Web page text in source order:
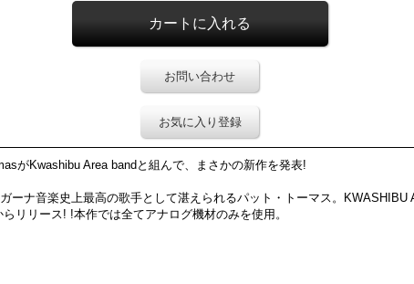
お問い合わせ
お気に入り登録
がKwashibu Area bandと組んで、まさかの新作を発表!
ーナ音楽史上最高の歌手として湛えられるパット・トーマス。KWASHIBU
リリース! !本作では全てアナログ機材のみを使用。